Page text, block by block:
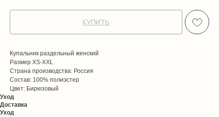
КУПИТЬ
Купальник раздельный женский
Размер XS-XXL
Страна производства: Россия
Состав: 100% полиэстер
Цвет: Бирюзовый
Уход
Доставка
Уход